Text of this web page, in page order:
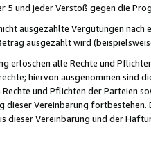
5 und jeder Verstoß gegen die
ausgezahlte Vergütungen
ausgezahlt wird
erlöschen alle Rechte und
hiervon ausgenommen sind
und Pflichten der Parteien
dieser Vereinbarung
dieser Vereinbarung und der